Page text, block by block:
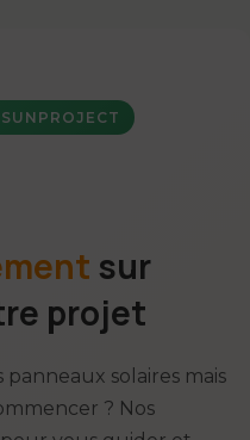
services de l'urbanisme
dossier jusqu'à la
option
selon le type de
acier...)
de l'onduleur et du
système et tests de
2 ans en plus de la
sur
projet
solaires mais
? Nos